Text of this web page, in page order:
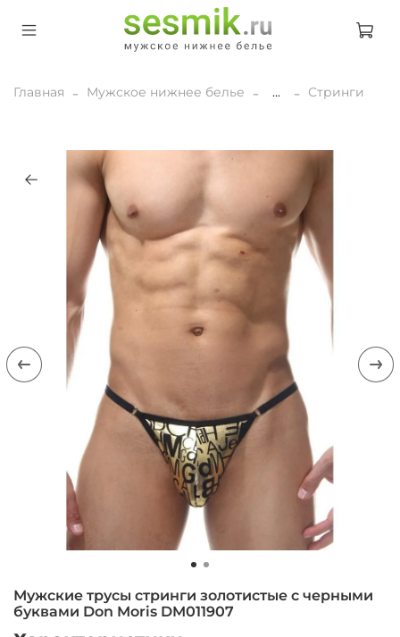
Главная Мужское нижнее белье ... Стринги
Мужские трусы стринги золотистые с черными
буквами Don Moris DM011907